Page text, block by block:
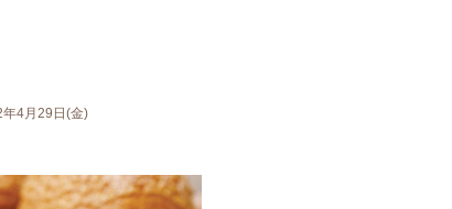
年4月29日(金)